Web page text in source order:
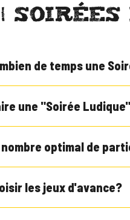
SOIRÉES
de temps une
une "Soirée
nombre optimal de
les jeux d'avance?